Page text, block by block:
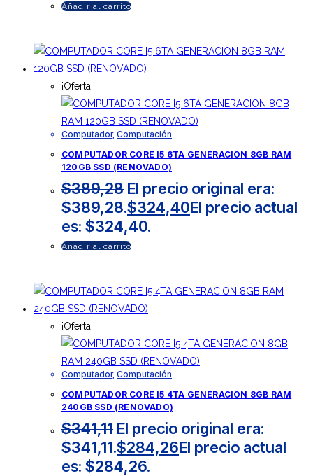
Añadir al carrito
¡Oferta!
Computador, Computación
COMPUTADOR CORE I5 6TA GENERACION 8GB RAM
120GB SSD (RENOVADO)
$389,28 El precio original era:
$389,28.$324,40El precio actual
es: $324,40.
Añadir al carrito
¡Oferta!
Computador, Computación
COMPUTADOR CORE I5 4TA GENERACION 8GB RAM
240GB SSD (RENOVADO)
$341,11 El precio original era:
$341,11.$284,26El precio actual
es: $284,26.